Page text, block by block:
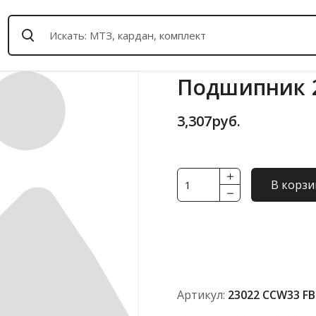
Подшипник
3,307руб.
Количество
товара
В
Артикул: 23022 CCW33